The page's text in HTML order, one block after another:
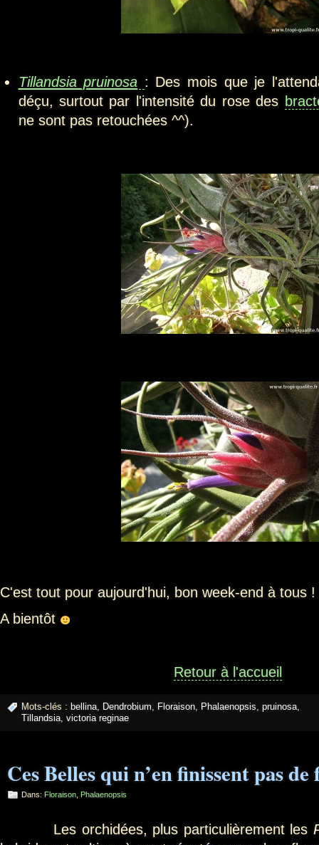
Tillandsia pruinosa : Des mois que je
déçu, surtout par l'intensité du rose des
ne sont pas retouchées ^^).
C'est tout pour aujourd'hui, bon week-end à tous !
A bientôt
Retour à l'accueil
Mots-clés : bellina, Dendrobium, Floraison, Phalaenopsis, pruinosa,
Tillandsia, victoria reginae
Ces Belles qui n’en finissent pas
Dans: Floraison Phalaenopsis
Les orchidées, plus particulièrement les